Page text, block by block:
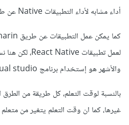
أداء مشابه لأداء التطبيقات Native عن طريق كتابة كود واحد فقط.
والأشهر هو إستخدام برنامج visual studio للعمل على هذه التطبيقات.
بالنسبة لوقت التعلم، كل طريقة من
غيرها، كما ان وقت التعلم يتغير من متعلم